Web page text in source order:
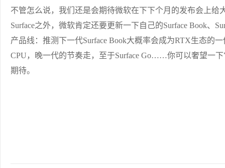
不管怎么说，我们还是会期待微软在下下个月的发布会上给
Surface之外，微软肯定还要更新一下自己的Surface Book、
产品线：推测下一代Surface Book大概率会成为RTX生态的
CPU，晚一代的节奏走，至于Surface Go……你可以奢望一
期待。